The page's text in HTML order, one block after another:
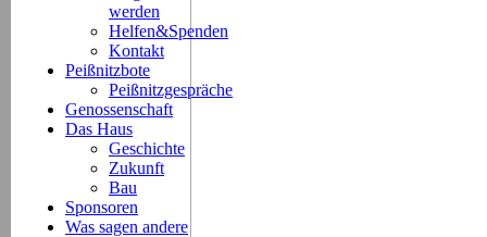
werden
Helfen&Spenden
Kontakt
Peißnitzbote
Peißnitzgespräche
Genossenschaft
Das Haus
Geschichte
Zukunft
Bau
Sponsoren
Was sagen andere